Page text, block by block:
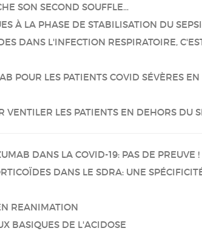
SON SECOND SOUFFLE…
À LA PHASE DE STABILISATION DU
DANS L'INFECTION RESPIRATOIRE,
POUR LES PATIENTS COVID SÉVÈRES EN
VENTILER LES PATIENTS EN DEHORS DU
DANS LA COVID-19: PAS DE PREUVE !
DANS LE SDRA: UNE
REANIMATION
BASIQUES DE L'ACIDOSE